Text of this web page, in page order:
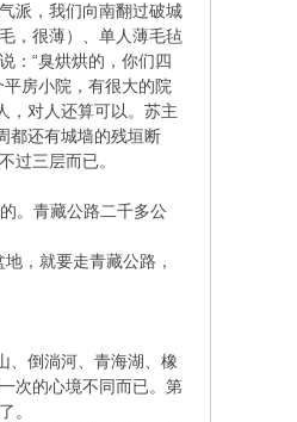
派，我们向南翻过破城
，很薄）、单人薄毛毡
：“臭烘烘的，你们四
房小院，有很大的院
，对人还算可以。苏主
都还有城墙的残垣断
过三层而已。
。青藏公路二千多公
，就要走青藏公路，
、倒淌河、青海湖、橡
次的心境不同而已。第
。